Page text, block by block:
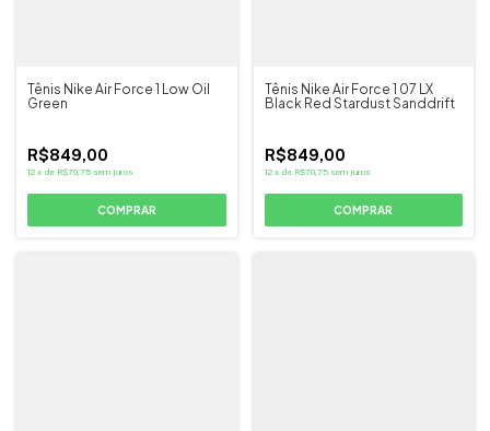
Tênis Nike Air Force 1 Low Oil
Green
R$849,00
12 x de R$70,75 sem juros
COMPRAR
Tênis Nike Air Force 1 07 LX
Black Red Stardust Sanddrift
R$849,00
12 x de R$70,75 sem juros
COMPRAR